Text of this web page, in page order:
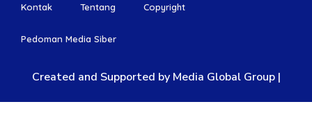
Kontak Tentang Copyright
Pedoman Media Siber
Created and Supported by Media Global Group |